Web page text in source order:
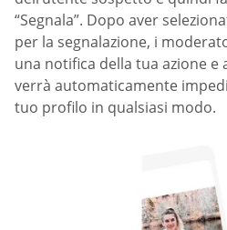
“Segnala”. Dopo aver
per la segnalazione, i
una notifica della tua azione e
verrà automaticamente
tuo profilo in qualsiasi modo.